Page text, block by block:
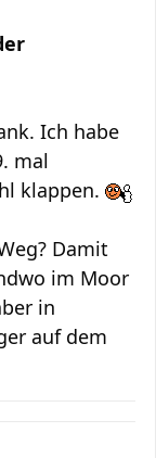
Ich habe
mal
klappen.
Damit
im Moor
in
auf dem